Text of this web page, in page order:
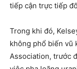
tiếp cận trực tiếp
Trong khi đó,
không phổ biến vũ
Association, trước